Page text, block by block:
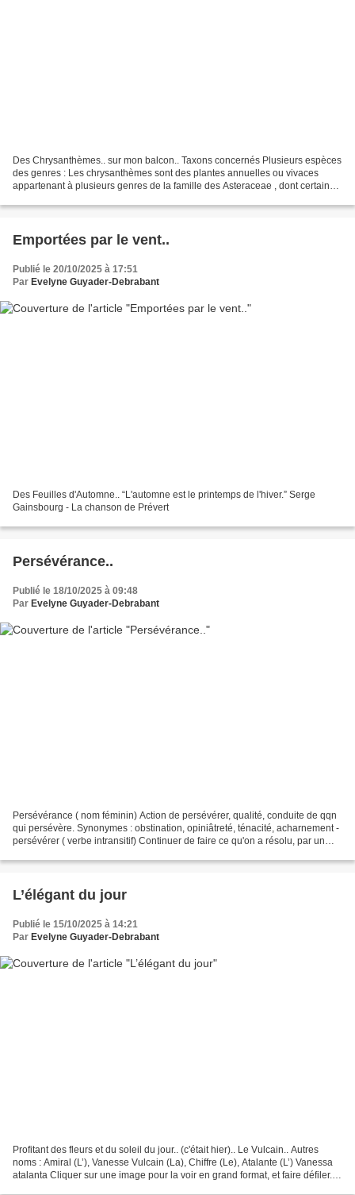
Des Chrysanthèmes.. sur mon balcon.. Taxons concernés Plusieurs espèces
des genres : Les chrysanthèmes sont des plantes annuelles ou vivaces
appartenant à plusieurs genres de la famille des Asteraceae , dont certaines
Emportées par le vent..
Publié le 20/10/2025 à 17:51
Par Evelyne Guyader-Debrabant
Des Feuilles d'Automne.. “L'automne est le printemps de l'hiver.” Serge
Gainsbourg - La chanson de Prévert
Persévérance..
Publié le 18/10/2025 à 09:48
Par Evelyne Guyader-Debrabant
Persévérance ( nom féminin) Action de persévérer, qualité, conduite de qqn
qui persévère. Synonymes : obstination, opiniâtreté, ténacité, acharnement -
persévérer ( verbe intransitif) Continuer de faire ce qu'on a résolu, par un
L’élégant du jour
Publié le 15/10/2025 à 14:21
Par Evelyne Guyader-Debrabant
Profitant des fleurs et du soleil du jour.. (c'était hier).. Le Vulcain.. Autres
noms : Amiral (L’), Vanesse Vulcain (La), Chiffre (Le), Atalante (L’) Vanessa
atalanta Cliquer sur une image pour la voir en grand format, et faire défiler..